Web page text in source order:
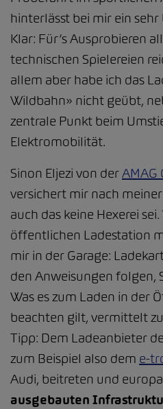
hinterlässt bei mir ein
Klar: Für’s Ausprobieren
technischen Spielereien
allem aber habe ich das
Wildbahn» nicht geübt,
zentrale Punkt beim
Elektromobilität.
Sinon Eljezi von derAMAG
versichert mir nach
auch das keine Hexerei
öffentlichen Ladestation
mir in der Garage:
den Anweisungen folgen,
Was es zum Laden in der
beachten gilt, vermittelt
Tipp: Dem Ladeanbieter
zum Beispiel also dem e-
Audi, beitreten und
ausgebauten